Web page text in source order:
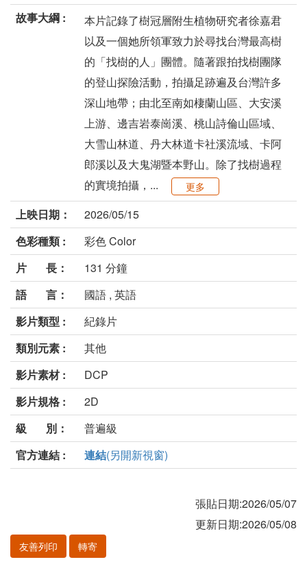
故事大綱 :
本片記錄了樹冠層附生植物研究者徐嘉君
以及一個她所領軍致力於尋找台灣最高樹
的「找樹的人」團體。隨著跟拍找樹團隊
的登山探險活動，拍攝足跡遍及台灣許多
深山地帶；由北至南如棲蘭山區、大安溪
上游、邊吉岩泰崗溪、桃山詩倫山區域、
大雪山林道、丹大林道卡社溪流域、卡阿
郎溪以及大鬼湖暨本野山。除了找樹過程
的實境拍攝，...
更多
上映日期：
2026/05/15
色彩種類 :
彩色 Color
片 長：
131 分鐘
語 言：
國語 , 英語
影片類型 :
紀錄片
類別元素 :
其他
影片素材 :
DCP
影片規格 :
2D
級 別：
普遍級
官方連結 :
連結(另開新視窗)
張貼日期:2026/05/07
更新日期:2026/05/08
友善列印 轉寄